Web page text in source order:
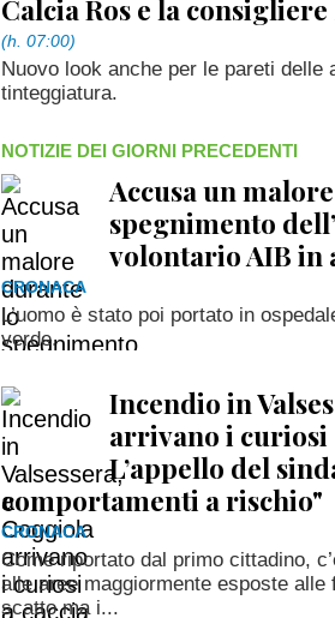
Calcia Ros e la consigliere
(h. 07:00)
Nuovo look anche per le pareti delle
tinteggiatura.
NOTIZIE DEI GIORNI PRECEDENTI
Accusa un
spegnimento
volontario AIB in
CRONACA
L’uomo è stato poi portato in
verde.
Incendio in
arrivano i curiosi
L’appello del
comportamenti a rischio"
CRONACA
Come riportato dal primo cittadino,
alle aree maggiormente esposte
scatto ma i...